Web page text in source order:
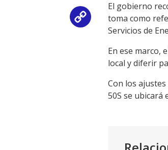
Copy
El gobierno
toma como
Servicios de
En ese marco,
local y diferir
Con los
50S se ubicará